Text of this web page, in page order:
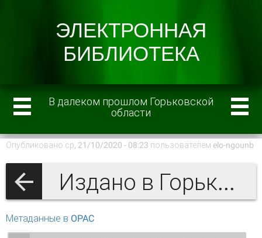
В далеком прошлом Горьковской
области
Опубликовано ср, 21/10/2020 - 08:23 пользователем elo-ngounb
Издано в Горьком
Метаданные в OPAC